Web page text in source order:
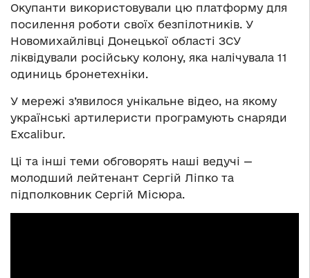
Окупанти використовували цю платформу для
посилення роботи своїх безпілотників. У
Новомихайлівці Донецької області ЗСУ
ліквідували російську колону, яка налічувала 11
одиниць бронетехніки.
У мережі з’явилося унікальне відео, на якому
українські артилеристи програмують снаряди
Excalibur.
Ці та інші теми обговорять наші ведучі —
молодший лейтенант Сергій Ліпко та
підполковник Сергій Місюра.